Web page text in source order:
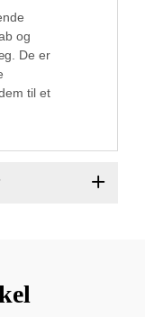
og
De er
til et